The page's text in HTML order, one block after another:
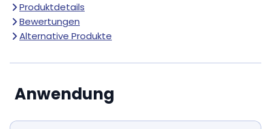
Produktdetails
Bewertungen
Alternative Produkte
Anwendung